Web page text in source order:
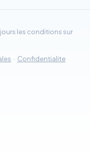
les conditions sur
· Confidentialite